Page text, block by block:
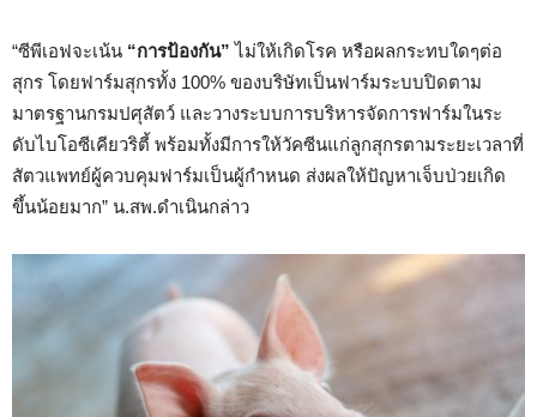
“ซีพีเอฟจะเน้น “การป้องกัน” ไม่ให้เกิดโรค หรือผลกระทบใดๆต่อ
สุกร โดยฟาร์มสุกรทั้ง 100% ของบริษัทเป็นฟาร์มระบบปิดตาม
มาตรฐานกรมปศุสัตว์ และวางระบบการบริหารจัดการฟาร์มในระ
ดับไบโอซีเคียวริตี้ พร้อมทั้งมีการให้วัคซีนแก่ลูกสุกรตามระยะเวลาที่
สัตวแพทย์ผู้ควบคุมฟาร์มเป็นผู้กำหนด ส่งผลให้ปัญหาเจ็บป่วยเกิด
ขึ้นน้อยมาก” น.สพ.ดำเนินกล่าว